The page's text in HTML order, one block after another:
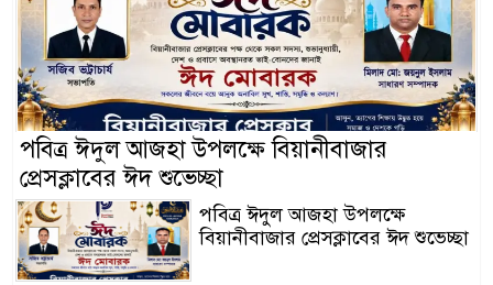
পবিত্র ঈদুল আজহা উপলক্ষে বিয়ানীবাজার
প্রেসক্লাবের ঈদ শুভেচ্ছা
পবিত্র ঈদুল আজহা উপলক্ষে
বিয়ানীবাজার প্রেসক্লাবের ঈদ শুভেচ্ছা